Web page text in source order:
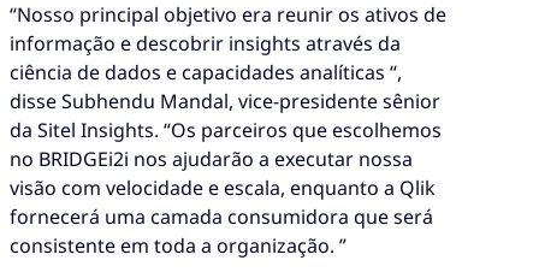
“Nosso principal objetivo era reunir os ativos de
informação e descobrir insights através da
ciência de dados e capacidades analíticas “,
disse Subhendu Mandal, vice-presidente sênior
da Sitel Insights. “Os parceiros que escolhemos
no BRIDGEi2i nos ajudarão a executar nossa
visão com velocidade e escala, enquanto a Qlik
fornecerá uma camada consumidora que será
consistente em toda a organização. ”